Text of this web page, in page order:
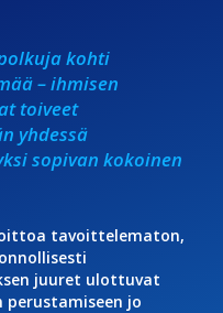
kohti
– ihmisen
toiveet
yhdessä
sopivan kokoinen
tavoittelematon,
juuret ulottuvat
perustamiseen jo